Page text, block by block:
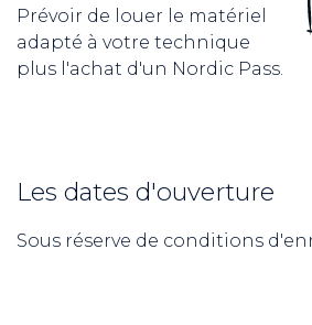
Prévoir de louer le matériel
adapté à votre technique
plus l'achat d'un Nordic Pass.
Les dates d'ouverture
Sous réserve de conditions